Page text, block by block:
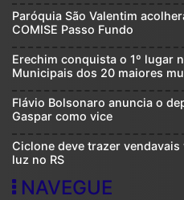
Paróquia São Valentim
COMISE Passo Fundo
Erechim conquista o 1º lugar
Municipais dos 20 maiores
Flávio Bolsonaro anuncia o
Gaspar como vice
Ciclone deve trazer
luz no RS
NAVEGUE